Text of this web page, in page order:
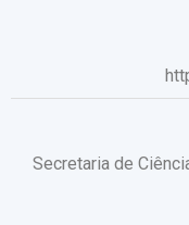
Secretaria de